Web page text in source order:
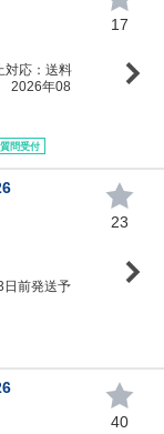
応：送料
2026年08
質問受付
17
日前発送予
23
40